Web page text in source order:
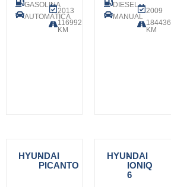
GASOLINA
AUTOMÁTICA
2013
116992
KM
DIESEL
MANUAL
2009
184436
KM
HYUNDAI
-
PICANTO
HYUNDAI
-
IONIQ
6